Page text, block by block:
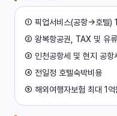
① 픽업서비스(공항→호텔)
② 왕복항공권, TAX 및 유
③ 인천공항세 및 현지 공항
④ 전일정 호텔숙박비용
⑤ 해외여행자보험 최대 1억